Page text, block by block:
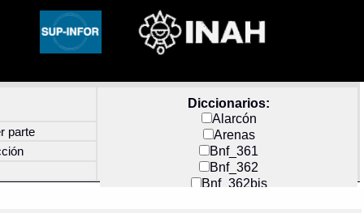
Diccionarios:
Alarcón
Arenas
Bnf_361
Bnf_362
Bnf_362bis
parte